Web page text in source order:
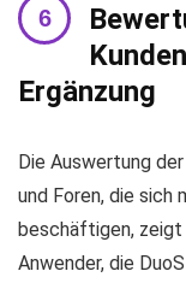
Ergänzung
Die Auswertung
und Foren, die sich
beschäftigen,
Anwender, die